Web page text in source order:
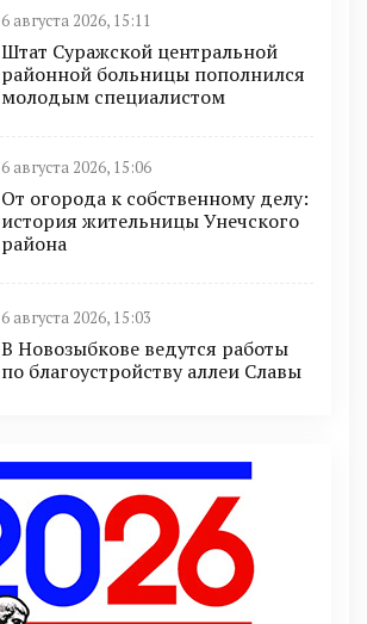
6 августа 2026, 15:11
Штат Суражской центральной
районной больницы пополнился
молодым специалистом
6 августа 2026, 15:06
От огорода к собственному делу:
история жительницы Унечского
района
6 августа 2026, 15:03
В Новозыбкове ведутся работы
по благоустройству аллеи Славы